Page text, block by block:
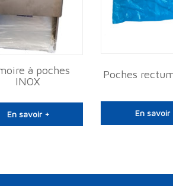
à poches
INOX
En savoir +
Poches
En savoir